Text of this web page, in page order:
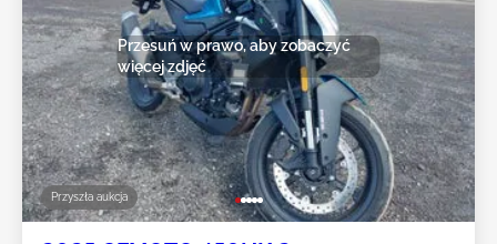
Przyszła aukcja
Przesuń w prawo, aby zobaczyć
więcej zdjęć